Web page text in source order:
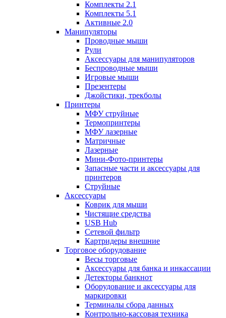
Комплекты 2.1
Комплекты 5.1
Активные 2.0
Манипуляторы
Проводные мыши
Рули
Аксессуары для манипуляторов
Беспроводные мыши
Игровые мыши
Презентеры
Джойстики, трекболы
Принтеры
МФУ струйные
Термопринтеры
МФУ лазерные
Матричные
Лазерные
Мини-Фото-принтеры
Запасные части и аксессуары для
принтеров
Струйные
Аксессуары
Коврик для мыши
Чистящие средства
USB Hub
Сетевой фильтр
Картридеры внешние
Торговое оборудование
Весы торговые
Аксессуары для банка и инкассации
Детекторы банкнот
Оборудование и аксессуары для
маркировки
Терминалы сбора данных
Контрольно-кассовая техника